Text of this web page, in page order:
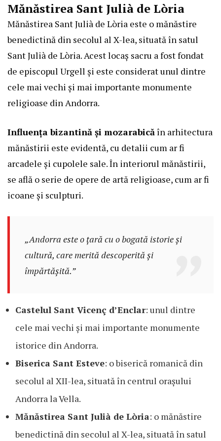
Mănăstirea Sant Julià de Lòria
Mănăstirea Sant Julià de Lòria este o mănăstire
benedictină din secolul al X-lea, situată în satul
Sant Julià de Lòria. Acest locaș sacru a fost fondat
de episcopul Urgell și este considerat unul dintre
cele mai vechi și mai importante monumente
religioase din Andorra.
Influența bizantină și mozarabicăîn arhitectura
mănăstirii este evidentă, cu detalii cum ar fi
arcadele și cupolele sale. În interiorul mănăstirii,
se află o serie de opere de artă religioase, cum ar fi
icoane și sculpturi.
„Andorra este o țară cu o bogată istorie și
cultură, care merită descoperită și
împărtășită.”
Castelul Sant Vicenç d’Enclar: unul dintre
cele mai vechi și mai importante monumente
istorice din Andorra.
Biserica Sant Esteve: o biserică romanică din
secolul al XII-lea, situată în centrul orașului
Andorra la Vella.
Mănăstirea Sant Julià de Lòria: o mănăstire
benedictină din secolul al X-lea, situată în satul